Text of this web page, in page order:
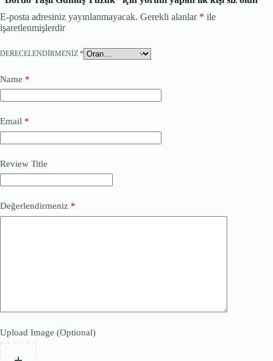
E-posta adresiniz yayınlanmayacak. Gerekli alanlar * ile
işaretlenmişlerdir
DERECELENDIRMENIZ *
Name *
Email *
Review Title
Değerlendirmeniz *
Upload Image (Optional)